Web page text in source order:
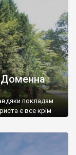
Доменна
покладам
є все крім